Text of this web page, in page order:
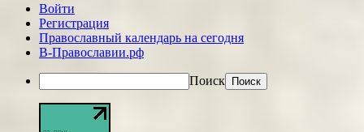
Войти
Регистрация
Православный календарь на сегодня
В-Православии.рф
Поиск